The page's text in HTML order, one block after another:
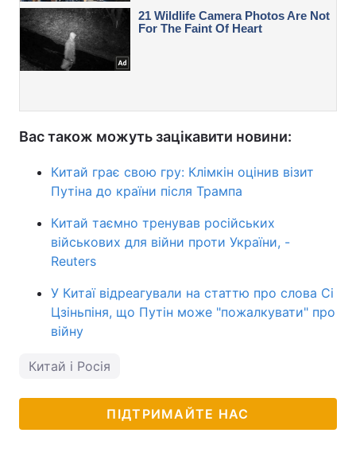
Вас також можуть зацікавити новини:
Китай грає свою гру: Клімкін оцінив візит
Путіна до країни після Трампа
Китай таємно тренував російських
військових для війни проти України, -
Reuters
У Китаї відреагували на статтю про слова Сі
Цзіньпіня, що Путін може "пожалкувати" про
війну
Китай і Росія
ПІДТРИМАЙТЕ НАС